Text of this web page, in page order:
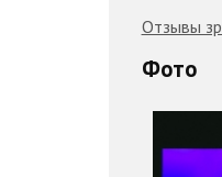
Отзывы
Фото